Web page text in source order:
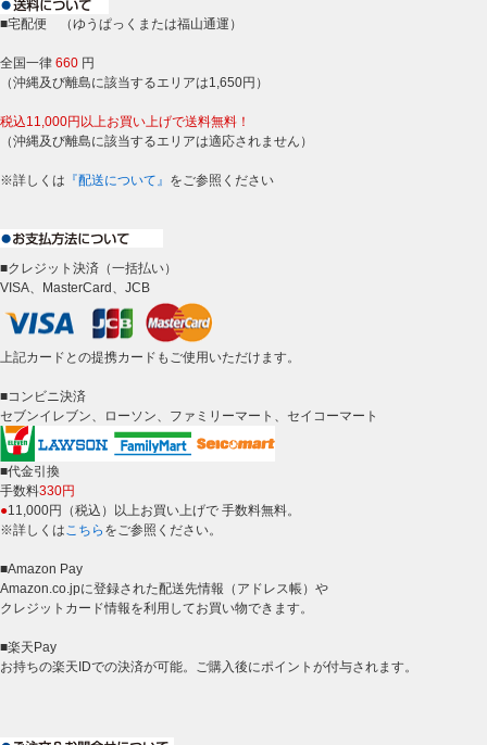
■宅配便 （ゆうぱっくまたは福山通運）
全国一律 660 円
（沖縄及び離島に該当するエリアは1,650円）
税込11,000円以上お買い上げで送料無料！
（沖縄及び離島に該当するエリアは適応されません）
※詳しくは 『配送について』 をご参照ください
■クレジット決済（一括払い）
VISA、MasterCard、JCB
上記カードとの提携カードもご使用いただけます。
■コンビニ決済
セブンイレブン、ローソン、ファミリーマート、セイコーマート
■代金引換
手数料330円
●11,000円（税込）以上お買い上げで 手数料無料。
※詳しくはこちら をご参照ください。
■Amazon Pay
Amazon.co.jpに登録された配送先情報（アドレス帳）や
クレジットカード情報を利用してお買い物できます。
■楽天Pay
お持ちの楽天IDでの決済が可能。ご購入後にポイントが付与されます。